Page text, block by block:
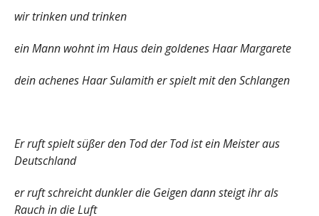
wir trinken und trinken
ein Mann wohnt im Haus dein goldenes Haar Margarete
dein achenes Haar Sulamith er spielt mit den Schlangen
Er ruft spielt süßer den Tod der Tod ist ein Meister aus
Deutschland
er ruft schreicht dunkler die Geigen dann steigt ihr als
Rauch in die Luft